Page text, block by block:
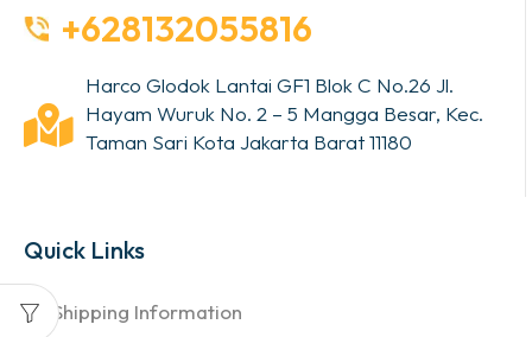
+628132055816
Harco Glodok Lantai GF1 Blok C No.26 Jl.
Hayam Wuruk No. 2 – 5 Mangga Besar, Kec.
Taman Sari Kota Jakarta Barat 11180
Quick Links
Shipping Information